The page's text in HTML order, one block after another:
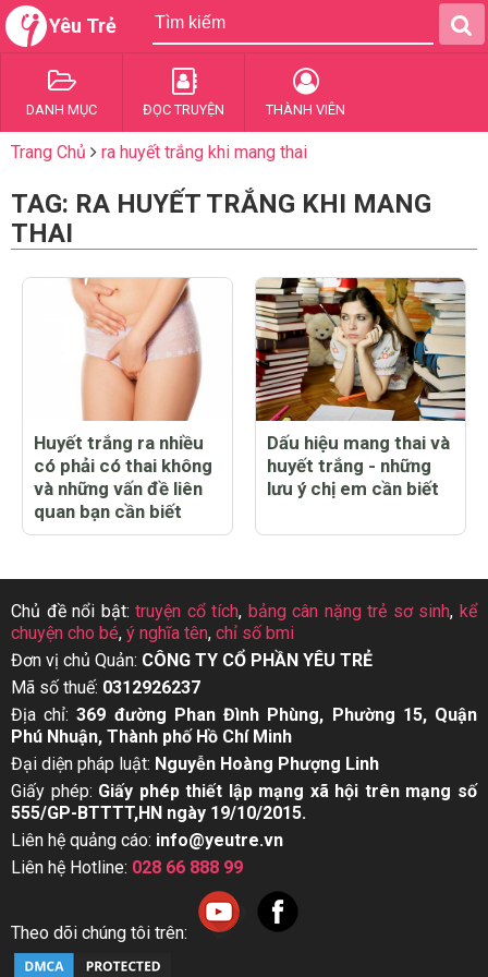
Yêu Trẻ
DANH MỤC ĐỌC TRUYỆN THÀNH VIÊN
Trang Chủ ra huyết trắng khi mang thai
TAG: RA HUYẾT TRẮNG KHI MANG
THAI
Huyết trắng ra nhiều
có phải có thai không
và những vấn đề liên
quan bạn cần biết
Dấu hiệu mang thai và
huyết trắng - những
lưu ý chị em cần biết
Chủ đề nổi bật:truyện cổ tích, bảng cân nặng trẻ sơ sinh,kể
chuyện cho bé, ý nghĩa tên, chỉ số bmi
Đơn vị chủ Quản: CÔNG TY CỔ PHẦN YÊU TRẺ
Mã số thuế: 0312926237
Địa chỉ:369 đường Phan Đình Phùng, Phường 15, Quận
Phú Nhuận, Thành phố Hồ Chí Minh
Đại diện pháp luật: Nguyễn Hoàng Phượng Linh
Giấy phép: Giấy phép thiết lập mạng xã hội trên mạng số
555/GP-BTTTT,HN ngày 19/10/2015.
Liên hệ quảng cáo: info@yeutre.vn
Liên hệ Hotline: 028 66 888 99
Theo dõi chúng tôi trên: